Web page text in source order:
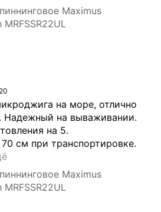
Maximus
на море, отлично
Надежный на вываживании.
на 5.
см при транспортировке.
Maximus